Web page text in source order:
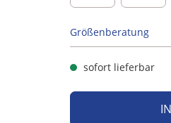
Größenberatung
sofort lieferbar